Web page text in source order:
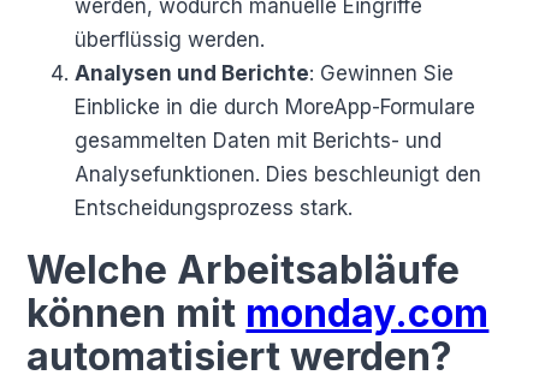
werden, wodurch manuelle Eingriffe
überflüssig werden.
Analysen und Berichte: Gewinnen Sie
Einblicke in die durch MoreApp-Formulare
gesammelten Daten mit Berichts- und
Analysefunktionen. Dies beschleunigt den
Entscheidungsprozess stark.
Welche Arbeitsabläufe
können mit monday.com
automatisiert werden?